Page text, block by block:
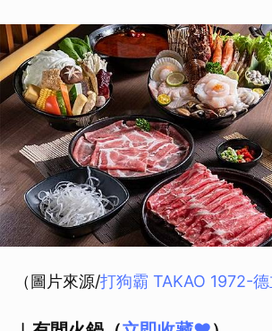
（圖片來源/打狗霸 TAKAO 1972-